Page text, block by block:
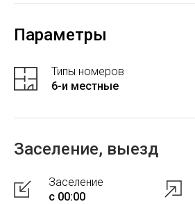
Параметры
Типы номеров
6-и местные
Заселение, выезд
Заселение
с 00:00